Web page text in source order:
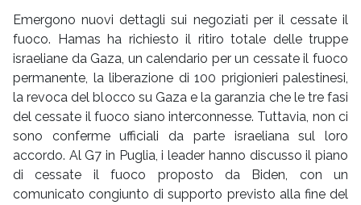
Emergono nuovi dettagli sui negoziati per il cessate il
fuoco. Hamas ha richiesto il ritiro totale delle truppe
israeliane da Gaza, un calendario per un cessate il fuoco
permanente, la liberazione di 100 prigionieri palestinesi,
la revoca del blocco su Gaza e la garanzia che le tre fasi
del cessate il fuoco siano interconnesse. Tuttavia, non ci
sono conferme ufficiali da parte israeliana sul loro
accordo. Al G7 in Puglia, i leader hanno discusso il piano
di cessate il fuoco proposto da Biden, con un
comunicato congiunto di supporto previsto alla fine del